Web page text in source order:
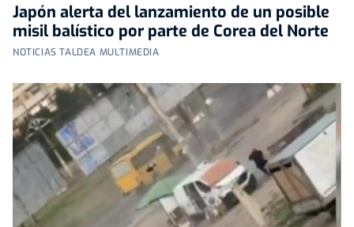
Japón alerta del lanzamiento de un posible
misil balístico por parte de Corea del Norte
NOTICIAS TALDEA MULTIMEDIA